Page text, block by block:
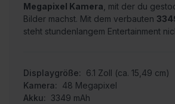
Megapixel Kamera , mit der du
Bilder machst. Mit dem verbauten
steht stundenlangem Entertainment
Displaygröße:
6.1 Zoll (ca. 15,49 cm)
Kamera:
48 Megapixel
Akku:
3349 mAh